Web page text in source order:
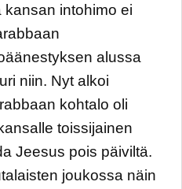
kansan intohimo ei
alussa
niin. Nyt alkoi
kohtalo oli
toissijainen
Jeesus pois päiviltä.
joukossa näin